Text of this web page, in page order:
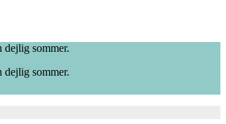
dejlig sommer.
dejlig sommer.